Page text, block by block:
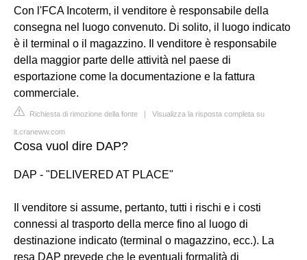
Con l'FCA Incoterm, il venditore è responsabile della
consegna nel luogo convenuto. Di solito, il luogo indicato
è il terminal o il magazzino. Il venditore è responsabile
della maggior parte delle attività nel paese di
esportazione come la documentazione e la fattura
commerciale.
Richiesta di rimozione della fonte | Visualizza la risposta completa su
it.craneww.com
Cosa vuol dire DAP?
DAP - "DELIVERED AT PLACE"
Il venditore si assume, pertanto, tutti i rischi e i costi
connessi al trasporto della merce fino al luogo di
destinazione indicato (terminal o magazzino, ecc.). La
resa DAP prevede che le eventuali formalità di